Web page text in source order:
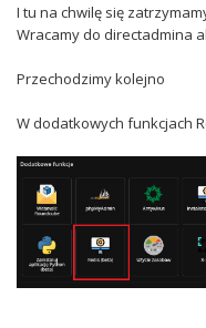
I tu na chwilę się
Wracamy do directadmina
Przechodzimy kolejno
W dodatkowych funkcjach